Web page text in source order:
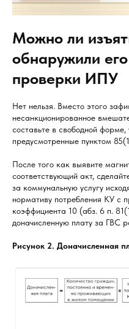
Можно ли
обнаружили
проверки ИПУ
Нет нельзя. Вместо этого
несанкционированное
составьте в свободной
предусмотренные пунктом
После того как выявите
соответствующий акт,
за коммунальную услугу
нормативу потребления КУ с
коэффициента 10 (абз. 6 п.
доначисленную плату за ГВС
Рисунок 2. Доначисленная